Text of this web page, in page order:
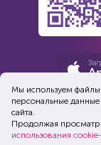
Мы используем
персональные
сайта.
Продолжая
использования